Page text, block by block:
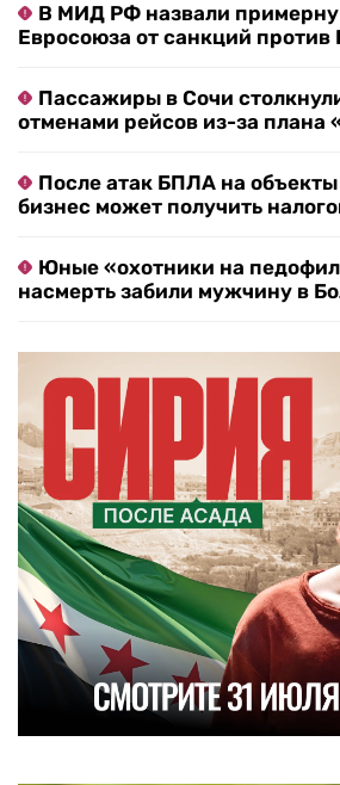
В МИД РФ назвали
Евросоюза от санкций против
Пассажиры в Сочи
отменами рейсов из-за плана
После атак БПЛА на
бизнес может получить
Юные «охотники на
насмерть забили мужчину в